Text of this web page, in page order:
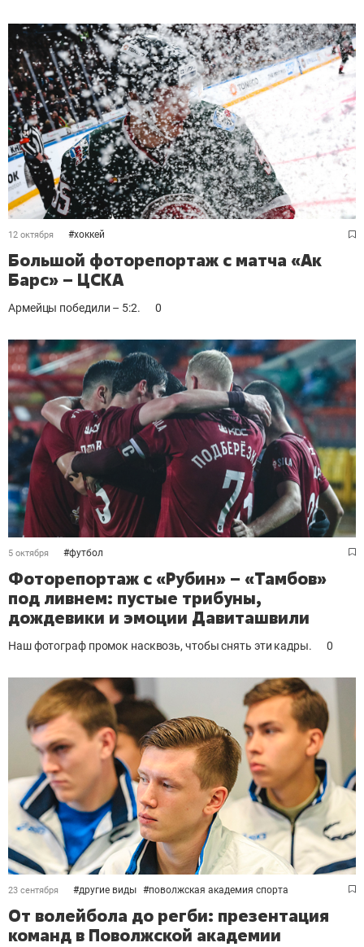
12 октября #хоккей
Большой фоторепортаж с матча «Ак
Барс» – ЦСКА
Армейцы победили – 5:2. 0
5 октября #футбол
Фоторепортаж с «Рубин» – «Тамбов»
под ливнем: пустые трибуны,
дождевики и эмоции Давиташвили
Наш фотограф промок насквозь, чтобы снять эти кадры. 0
23 сентября #другие виды #поволжская академия спорта
От волейбола до регби: презентация
команд в Поволжской академии